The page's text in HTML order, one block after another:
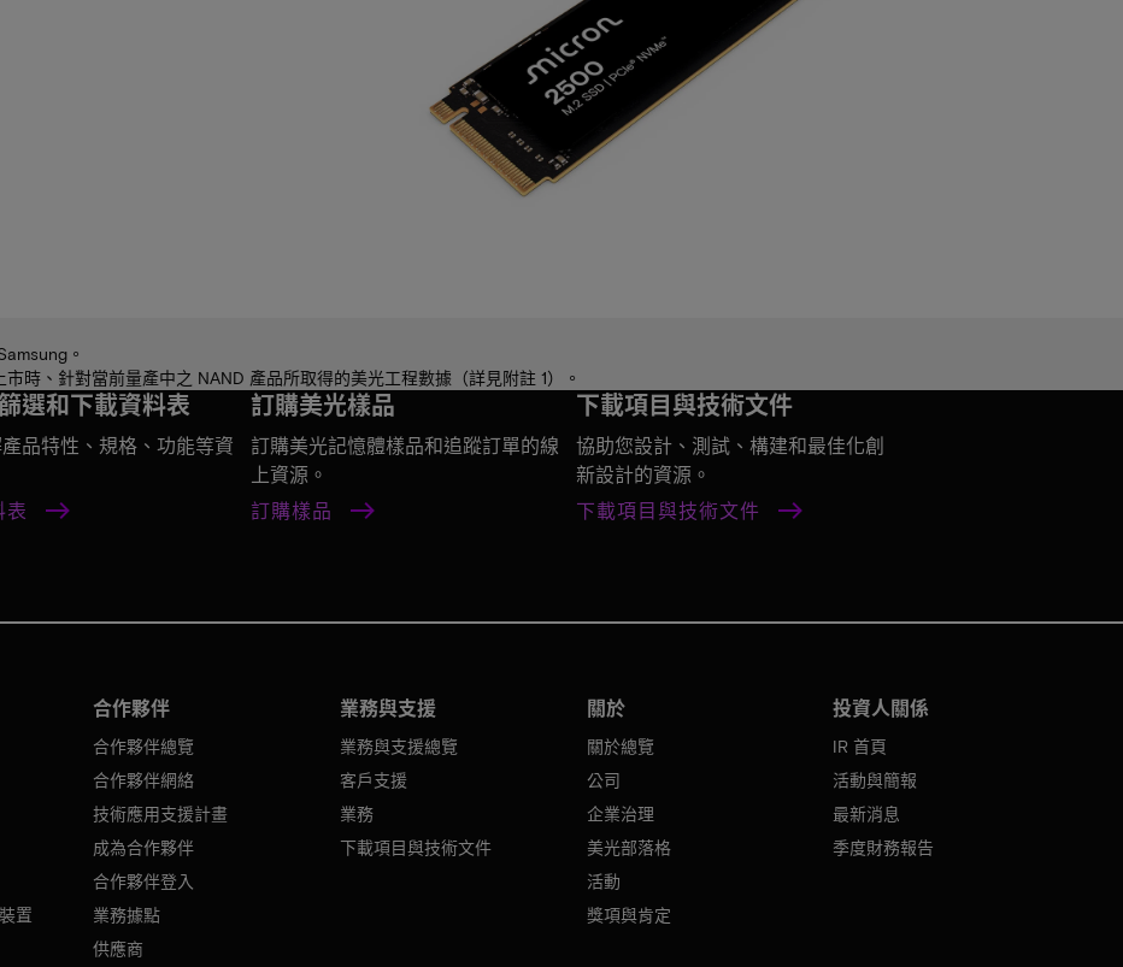
。
時、針對當前量產中之 NAND 產品所取得的美光工程數據（詳見附註 1）。
選和下載資料表
品特性、規格、功能等資
表
訂購美光樣品
訂購美光記憶體樣品和追蹤訂單的線
上資源。
訂購樣品
下載項目與技術文件
協助您設計、測試、構建和最佳化創
新設計的資源。
下載項目與技術文件
置
合作夥伴
合作夥伴總覽
合作夥伴網絡
技術應用支援計畫
成為合作夥伴
合作夥伴登入
業務據點
供應商
業務與支援
業務與支援總覽
客戶支援
業務
下載項目與技術文件
關於
關於總覽
公司
企業治理
美光部落格
活動
獎項與肯定
投資人關係
IR 首頁
活動與簡報
最新消息
季度財務報告